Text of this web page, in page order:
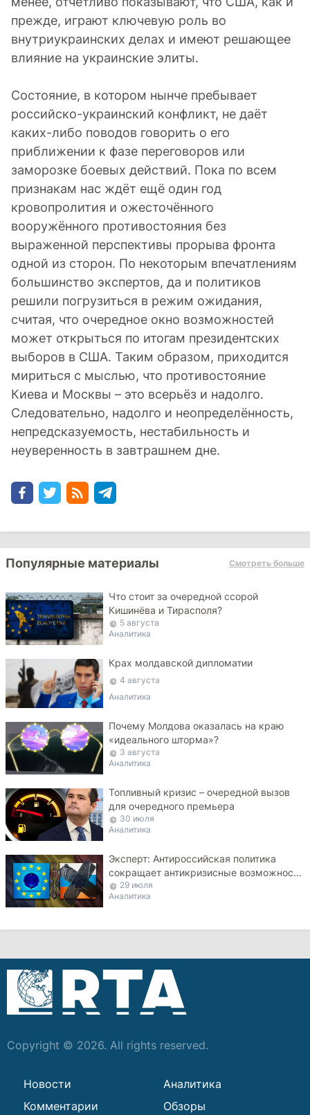
прежде, играют ключевую роль во
внутриукраинских делах и имеют решающее
влияние на украинские элиты.
Состояние, в котором нынче пребывает
российско-украинский конфликт, не даёт
каких-либо поводов говорить о его
приближении к фазе переговоров или
заморозке боевых действий. Пока по всем
признакам нас ждёт ещё один год
кровопролития и ожесточённого
вооружённого противостояния без
выраженной перспективы прорыва фронта
одной из сторон. По некоторым впечатлениям
большинство экспертов, да и политиков
решили погрузиться в режим ожидания,
считая, что очередное окно возможностей
может открыться по итогам президентских
выборов в США. Таким образом, приходится
мириться с мыслью, что противостояние
Киева и Москвы – это всерьёз и надолго.
Следовательно, надолго и неопределённость,
непредсказуемость, нестабильность и
неуверенность в завтрашнем дне.
Популярные материалы Смотреть больше
Что стоит за очередной ссорой
Кишинёва и Тирасполя?
5 августа
Аналитика
Крах молдавской дипломатии
4 августа
Аналитика
Почему Молдова оказалась на краю
«идеального шторма»?
3 августа
Аналитика
Топливный кризис – очередной вызов
для очередного премьера
30 июля
Аналитика
Эксперт: Антироссийская политика
сокращает антикризисные возможности
Молдовы
29 июля
Аналитика
Copyright © 2026. All rights reserved.
Новости
Аналитика
Комментарии
Обзоры